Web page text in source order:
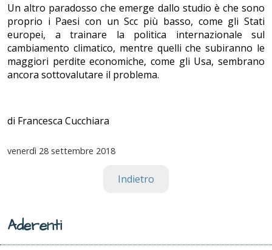
Un altro paradosso che emerge dallo studio è che sono
proprio i Paesi con un Scc più basso, come gli Stati
europei, a trainare la politica internazionale sul
cambiamento climatico, mentre quelli che subiranno le
maggiori perdite economiche, come gli Usa, sembrano
ancora sottovalutare il problema.
di Francesca Cucchiara
venerdì 28 settembre 2018
Indietro
Aderenti